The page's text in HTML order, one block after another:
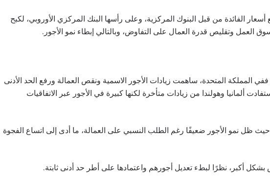
أسعار الفائدة من قبل البنوك المركزية، وعلى رأسها البنك المركزي الأوروبي، لكبح
العمل وتقليص قدرة العمال على التفاوض، وبالتالي إبطاء نمو الأجور.
المملكة المتحدة، ساهمت زيادات الأجور الاسمية ونقص العمالة ورفع الحد الأدنى
ألمانيا وهولندا من زيادات متأخرة لكنها كبيرة في الأجور عبر الاتفاقيات
حيث ظل نمو الأجور ضعيفًا رغم الطلب النسبي على العمالة، ما أدى إلى اتساع الفجوة
أكبر، نظرًا لبطء تعديل أجورهم واعتمادها على أطر حد أدنى ثابتة.